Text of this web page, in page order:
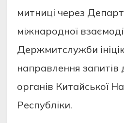
митниці через
міжнародної
Держмитслужби
направлення запитів
органів Китайської
Республіки.